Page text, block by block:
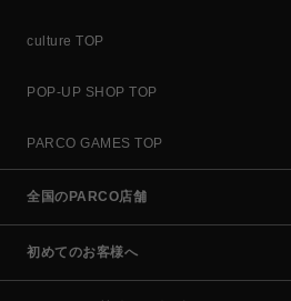
culture TOP
POP-UP SHOP TOP
PARCO GAMES TOP
全国のPARCO店舗
初めてのお客様へ